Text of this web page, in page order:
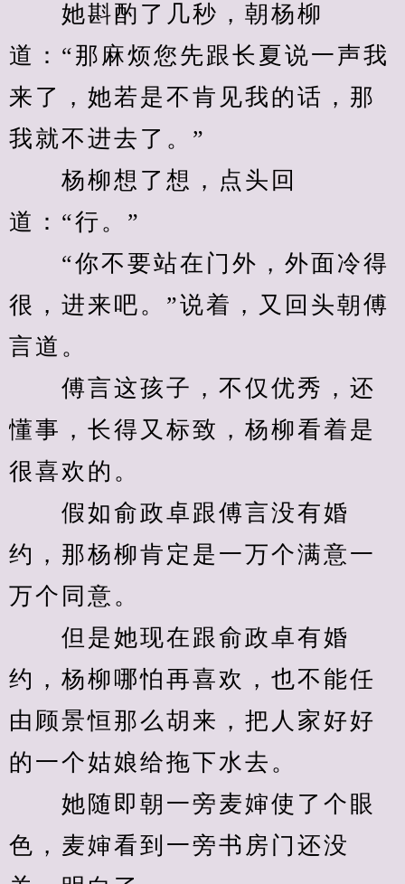
她斟酌了几秒，朝杨柳
道：“那麻烦您先跟长夏说一声我
来了，她若是不肯见我的话，那
我就不进去了。”
杨柳想了想，点头回
道：“行。”
“你不要站在门外，外面冷得
很，进来吧。”说着，又回头朝傅
言道。
傅言这孩子，不仅优秀，还
懂事，长得又标致，杨柳看着是
很喜欢的。
假如俞政卓跟傅言没有婚
约，那杨柳肯定是一万个满意一
万个同意。
但是她现在跟俞政卓有婚
约，杨柳哪怕再喜欢，也不能任
由顾景恒那么胡来，把人家好好
的一个姑娘给拖下水去。
她随即朝一旁麦婶使了个眼
色，麦婶看到一旁书房门还没